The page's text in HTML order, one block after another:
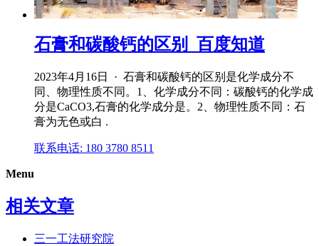
石膏和碳酸钙的区别_百度知道
2023年4月16日 · 石膏和碳酸钙的区别是化学成分不
同、物理性质不同。1、化学成分不同：碳酸钙的化学成
分是CaCO3,石膏的化学成分是。2、物理性质不同：石
膏为无色或白 .
联系电话: 180 3780 8511
Menu
相关文章
三一工法研究院